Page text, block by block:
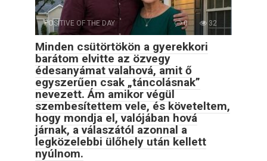
POSITIVE OF THE DAY 0 32
Minden csütörtökön a gyerekkori
barátom elvitte az özvegy
édesanyámat valahová, amit ő
egyszerűen csak „táncolásnak”
nevezett. Ám amikor végül
szembesítettem vele, és követeltem,
hogy mondja el, valójában hová
járnak, a válaszától azonnal a
legközelebbi ülőhely után kellett
nyúlnom.